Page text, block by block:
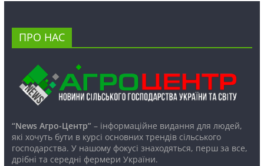
ПРО НАС
“News Агро-Центр”– інформаційне видання для людей,
які хочуть бути в курсі основних трендів сільського
господарства. У нашому фокусі знаходяться, перш за все,
дрібні та середні фермери України.